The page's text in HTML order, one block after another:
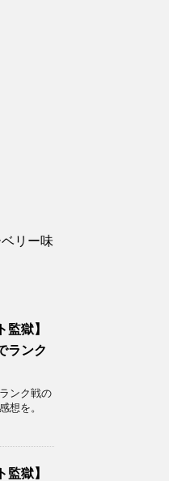
リー味
監獄】
ランク
ンク戦の
想を。
監獄】